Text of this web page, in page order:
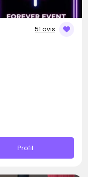
51 avis
Profil